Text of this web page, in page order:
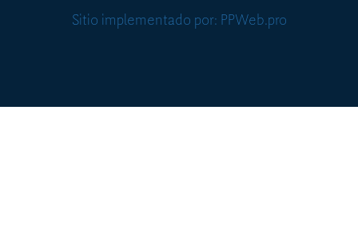
Sitio implementado por: PPWeb.pro